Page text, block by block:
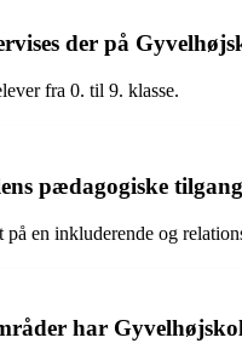
der på
fra 0. til 9. klasse.
pædagogiske
en inkluderende og
har